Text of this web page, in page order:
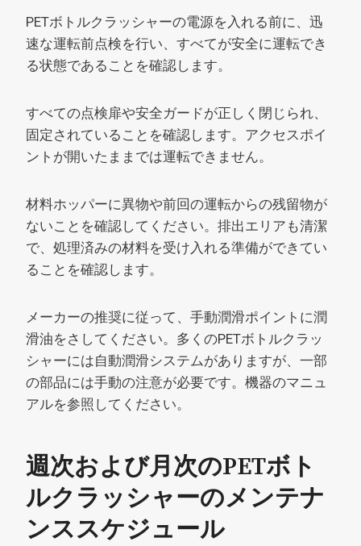
PETボトルクラッシャーの電源を入れる前に、迅
速な運転前点検を行い、すべてが安全に運転でき
る状態であることを確認します。
すべての点検扉や安全ガードが正しく閉じられ、
固定されていることを確認します。アクセスポイ
ントが開いたままでは運転できません。
材料ホッパーに異物や前回の運転からの残留物が
ないことを確認してください。排出エリアも清潔
で、処理済みの材料を受け入れる準備ができてい
ることを確認します。
メーカーの推奨に従って、手動潤滑ポイントに潤
滑油をさしてください。多くのPETボトルクラッ
シャーには自動潤滑システムがありますが、一部
の部品には手動の注意が必要です。機器のマニュ
アルを参照してください。
週次および月次のPETボト
ルクラッシャーのメンテナ
ンススケジュール